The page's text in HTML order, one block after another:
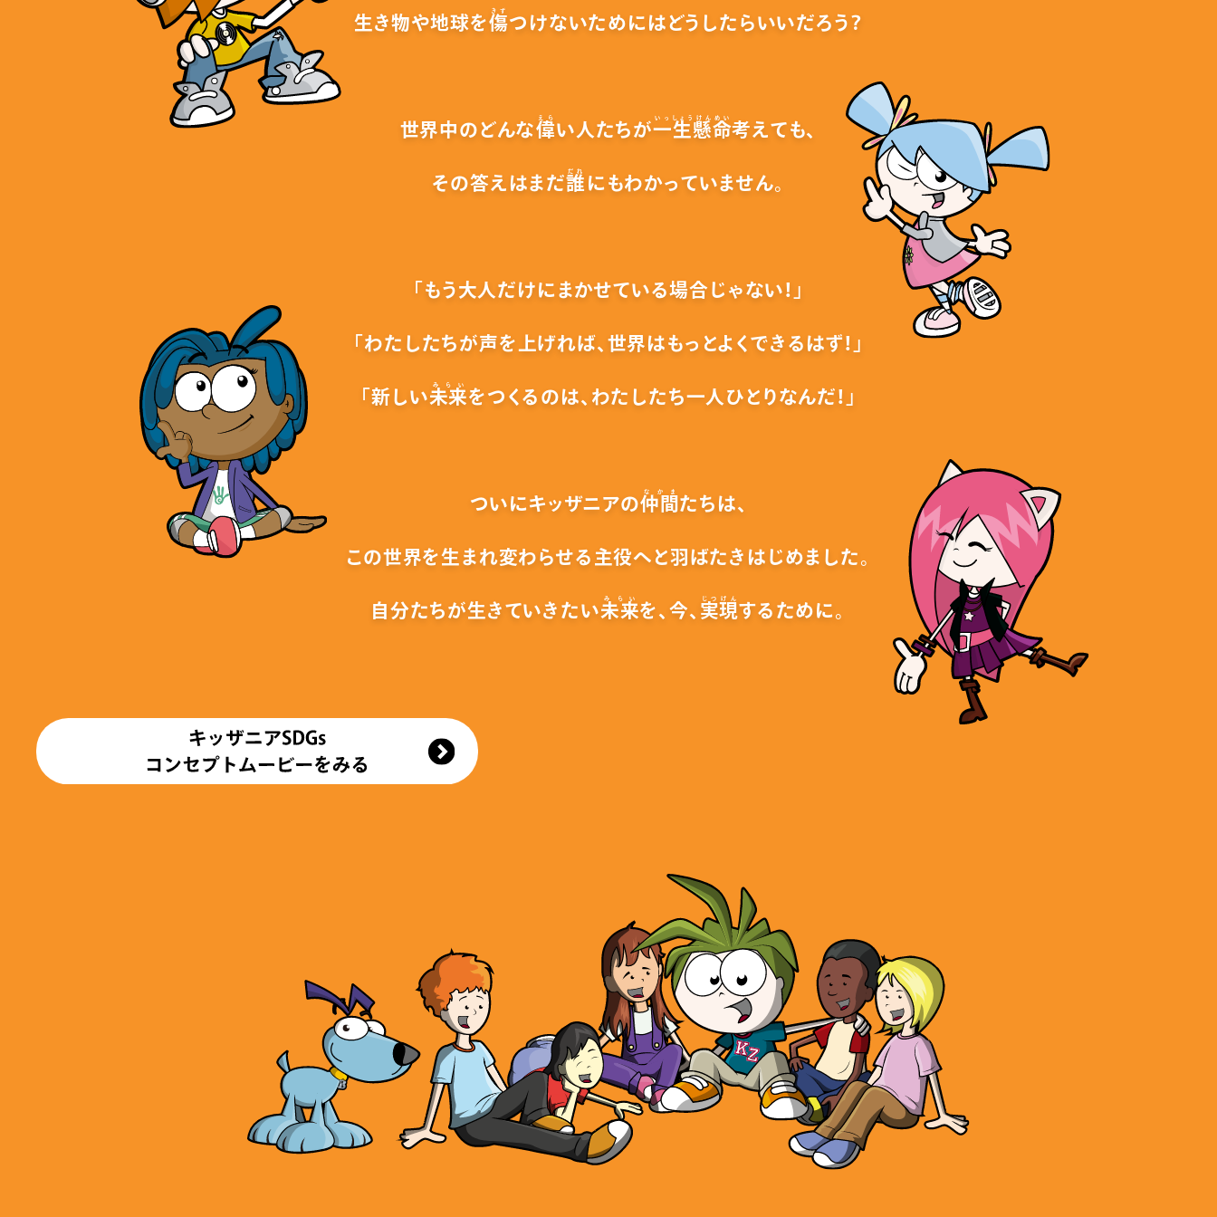
生き物や地球を傷
きず
つけないためには どうしたらいいだろう？
世界中のどんな偉
えら
い人たちが一生懸命
いっしょうけんめい
考えても、
その答えはまだ誰
だれ
にもわかっていません。
「もう大人だけにまかせている場合じゃない！」
「わたしたちが声を上げれば、 世界はもっとよくできるはず！」
「新しい未来
みらい
をつくるのは、 わたしたち一人ひとりなんだ！」
ついにキッザニアの仲間
なかま
たちは、
この世界を生まれ変わらせる主役へと羽ばたきはじめました。
自分たちが生きていきたい未来
みらい
を、 今、 実現
じつげん
するために。